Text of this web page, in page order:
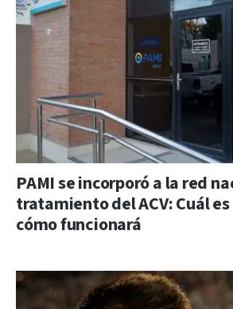
PAMI se incorporó a la red
tratamiento del ACV: Cuál
cómo funcionará